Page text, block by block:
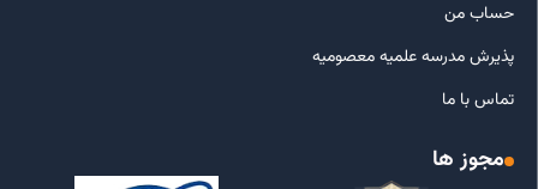
حساب من
پذیرش مدرسه علمیه معصومیه
تماس با ما
مجوز ها